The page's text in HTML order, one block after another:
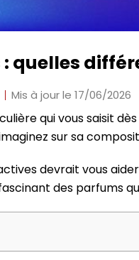
quelles
Mis à jour le 17/06/2026
qui vous saisit
sur sa
devrait vous
des parfums